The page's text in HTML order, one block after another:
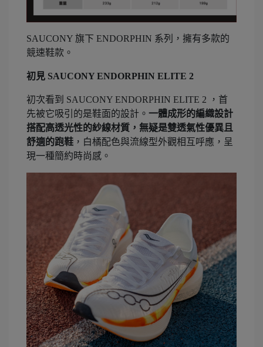
SAUCONY 旗下 ENDORPHIN 系列，擁有多款的
競速鞋款。
初見 SAUCONY ENDORPHIN ELITE 2
初次看到 SAUCONY ENDORPHIN ELITE 2 ，首
先被它吸引的是鞋面的設計。 一體成形的編織設計
搭配高透光性的紗線材質，無疑是雙透氣性優異且
舒適的跑鞋 ，白橘配色與流線型外觀相互呼應，呈
現一種簡約時尚感。